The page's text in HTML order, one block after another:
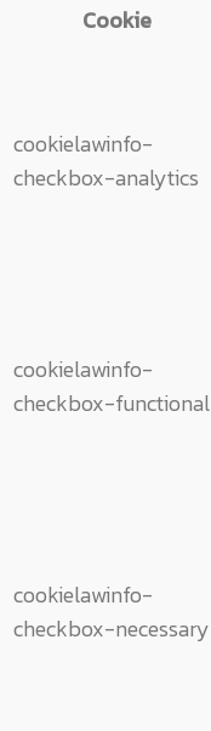
Cookie
cookielawinfo-
checkbox-analytics
cookielawinfo-
checkbox-functional
cookielawinfo-
checkbox-necessary